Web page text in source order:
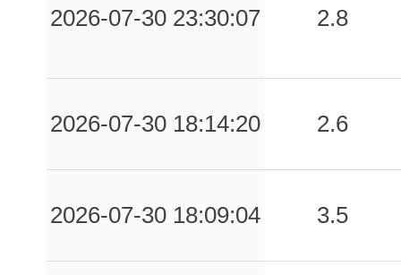
2026-07-30 23:30:07 2.8
2026-07-30 18:14:20 2.6
2026-07-30 18:09:04 3.5